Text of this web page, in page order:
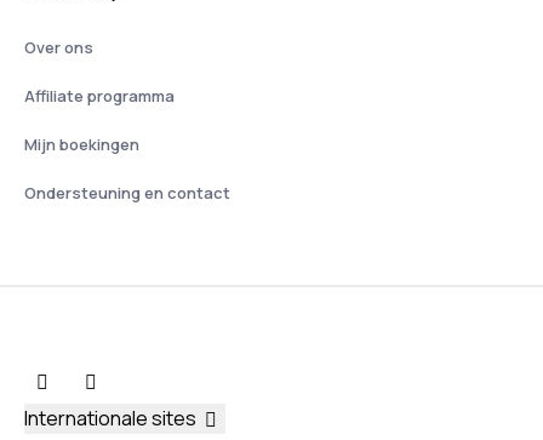
Over ons
Affiliate programma
Mijn boekingen
Ondersteuning en contact
Internationale sites